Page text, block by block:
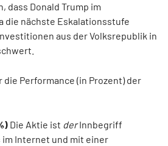
dass Donald Trump im
die nächste Eskalationsstufe
aus der Volksrepublik in
die Performance (in Prozent) der
Die Aktie ist derInnbegriff
Internet und mit einer